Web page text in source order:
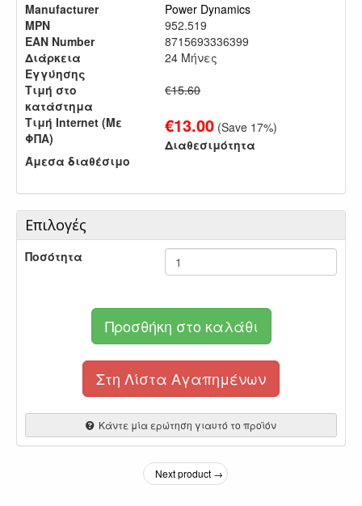
Manufacturer
Power Dynamics
MPN
952.519
EAN Number
8715693336399
Διάρκεια
Εγγύησης
24 Μήνες
Τιμή στο
κατάστημα
€15.60
Τιμή Internet (Με
ΦΠΑ)
€13.00 (Save 17%)
Διαθεσιμότητα
Άμεσα διαθέσιμο
Επιλογές
Ποσότητα
Προσθήκη στο καλάθι
Στη Λίστα Αγαπημένων
Κάντε μία ερώτηση γιαυτό το προϊόν
Next product →